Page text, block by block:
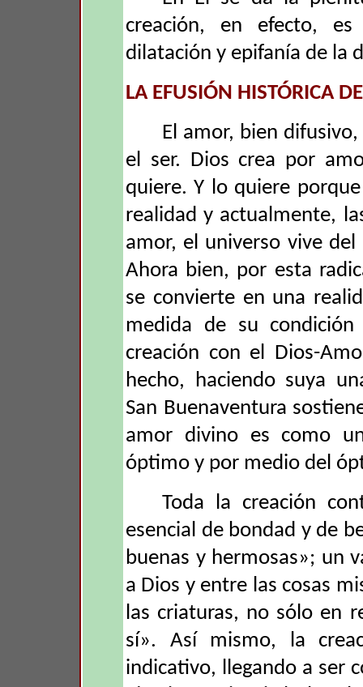
creación, en efecto,
dilatación y epifanía de la
LA EFUSIÓN HISTÓRICA
El amor, bien
el ser. Dios crea por
quiere. Y lo quiere
realidad y actualmente,
amor, el universo vive
Ahora bien, por esta
se convierte en una
medida de su
creación con el Dios-
hecho, haciendo suya
San Buenaventura
amor divino es como
óptimo y por medio del
Toda la creación
esencial de bondad y de
buenas y hermosas»; un
a Dios y entre las cosas
las criaturas, no sólo en
sí». Así mismo, la
indicativo, llegando a ser